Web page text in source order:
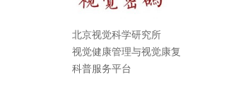
北京视觉科学研究所
视觉健康管理与视觉康复
科普服务平台